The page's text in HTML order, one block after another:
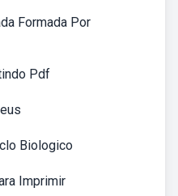
Formada Por
Pdf
Biologico
Imprimir